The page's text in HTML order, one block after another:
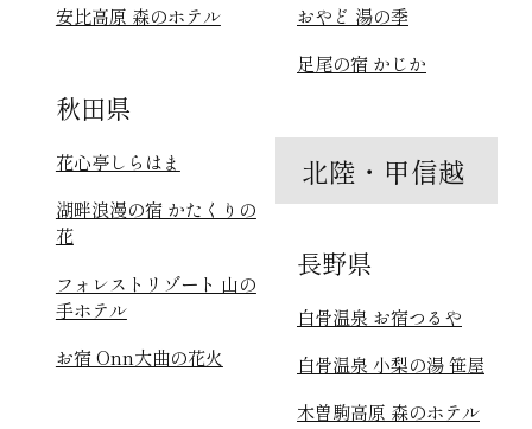
安比高原 森のホテル
秋田県
花心亭しらはま
湖畔浪漫の宿 かたくりの
花
フォレストリゾート 山の
手ホテル
お宿 Onn大曲の花火
おやど 湯の季
足尾の宿 かじか
北陸・甲信越
長野県
白骨温泉 お宿つるや
白骨温泉 小梨の湯 笹屋
木曽駒高原 森のホテル